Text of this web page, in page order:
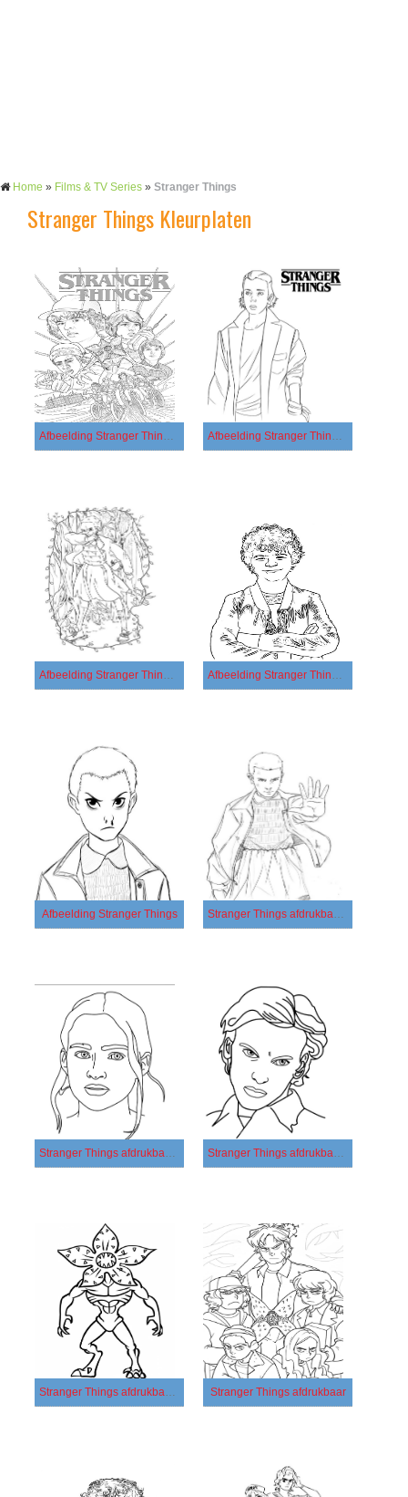
Home » Films & TV Series » Stranger Things
Stranger Things Kleurplaten
Afbeelding Stranger Things afdrukbaar Afbeelding Stranger Things gratis afdrukbaar
Afbeelding Stranger Things gratis Afbeelding Stranger Things printbaar
Afbeelding Stranger Things Stranger Things afdrukbaar basis
Stranger Things afdrukbaar eenvoudig Stranger Things afdrukbaar simpel
Stranger Things afdrukbaar voor kinderen Stranger Things afdrukbaar